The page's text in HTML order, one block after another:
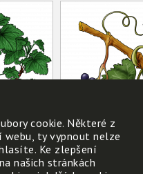
cookie. Některé z
webu, ty vypnout nelze
Ke zlepšení
našich stránkách